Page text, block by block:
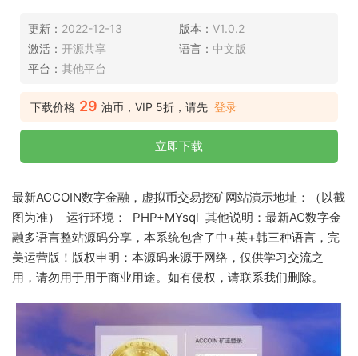
更新： 2022-12-13 版本： V1.0.2
激活： 开源共享 语言： 中文版
平台： 其他平台
下载价格 29 油币，VIP 5折，请先 登录
立即下载
最新ACCOIN数字金融，虚拟币交易挖矿网站演示地址：（以截
图为准） 运行环境： PHP+MYsql 其他说明：最新AC数字金
融多语言整站源码分享，本系统包含了中+英+韩三种语言，完
美运营版！版权申明：本源码来源于网络，仅供学习交流之
用，请勿用于用于商业用途。如有侵权，请联系我们删除。